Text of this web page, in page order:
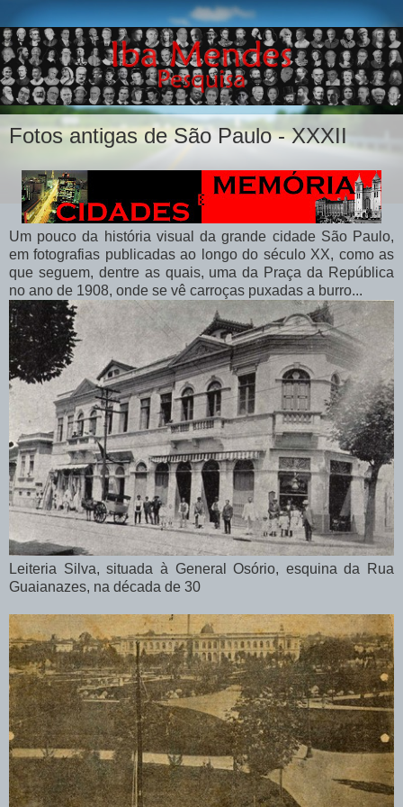
Fotos antigas de São Paulo - XXXII
Um pouco da história visual da grande cidade São Paulo,
em fotografias publicadas ao longo do século XX, como as
que seguem, dentre as quais, uma da Praça da República
no ano de 1908, onde se vê carroças puxadas a burro...
Leiteria Silva, situada à General Osório, esquina da Rua
Guaianazes, na década de 30